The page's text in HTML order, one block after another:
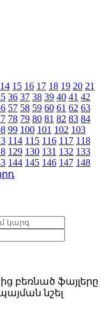
14 15 16 17 18 19 20 21
36 37 38 39 40 41 42
57 58 59 60 61 62 63
78 79 80 81 82 83 84
99 100 101 102 103
114 115 116 117 118
129 130 131 132 133
144 145 146 147 148
բեռնած ֆայլերը
նշել